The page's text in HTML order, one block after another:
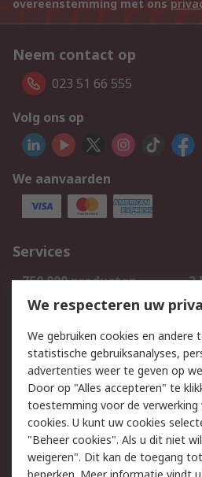
overeenstemming met ons
Neem contact op
023 51 66 555
Volg ons op
We aanvaarden
Services
750.000 producten
Bestellen
Track & Trace
Wettelijk
Cookiebeleid
Privacybeleid
Algemene
We respecteren uw
We gebruiken cookies en andere
statistische gebruiksanalyses,
advertenties weer te geven op
Door op "Alles accepteren" te
toestemming voor de verwerking
cookies. U kunt uw cookies
"Beheer cookies". Als u dit niet
weigeren". Dit kan de toegang